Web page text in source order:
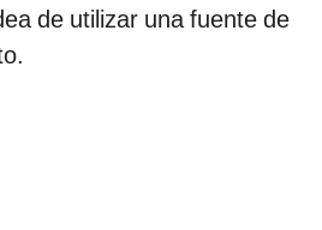
de utilizar una fuente de